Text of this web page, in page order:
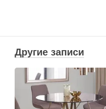
Другие записи